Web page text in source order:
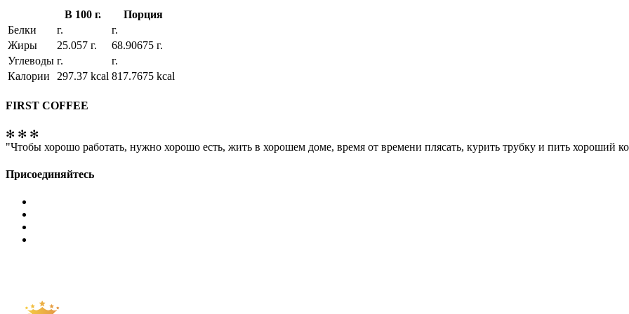
В 100 г.
Порция
Белки
г.
г.
Жиры
25.057 г.
68.90675 г.
Углеводы г.
г.
Калории
297.37 kcal 817.7675 kcal
FIRST COFFEE
✻ ✻ ✻
"Чтобы хорошо работать, нужно хорошо есть, жить в хорошем доме, время от времени плясать, курить трубку и пить хороший
Присоединяйтесь